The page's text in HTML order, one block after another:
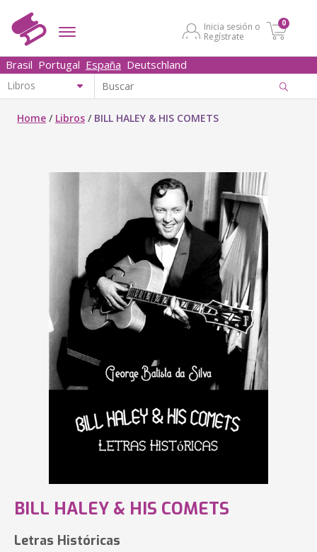
Inicia sesión o
Regístrate
0
Brasil Portugal España Deutschland
Home / Libros / BILL HALEY & HIS COMETS
BILL HALEY & HIS COMETS
Letras Históricas